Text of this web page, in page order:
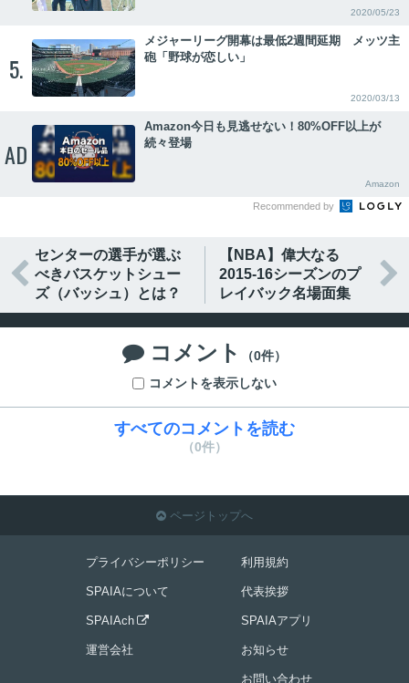
2020/05/23
5.
メジャーリーグ開幕は最低2週間延期 メッツ主
砲「野球が恋しい」
2020/03/13
AD
Amazon今日も見逃せない！80%OFF以上が
続々登場
Amazon
Recommended by

センターの選手が選ぶ
べきバスケットシュー
ズ（バッシュ）とは？
【NBA】偉大なる
2015-16シーズンのプ
レイバック名場面集

 コメント
（0件）
コメントを表示しない
すべてのコメントを読む
（0件）
 ページトップへ
プライバシーポリシー
SPAIAについて
SPAIAch 
運営会社
利用規約
代表挨拶
SPAIAアプリ
お知らせ
お問い合わせ